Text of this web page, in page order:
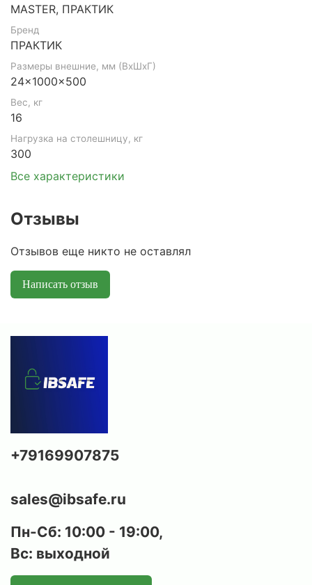
MASTER, ПРАКТИК
Бренд
ПРАКТИК
Размеры внешние, мм (ВхШхГ)
24x1000x500
Вес, кг
16
Нагрузка на столешницу, кг
300
Все характеристики
Отзывы
Отзывов еще никто не оставлял
Написать отзыв
+79169907875
sales@ibsafe.ru
Пн-Сб: 10:00 - 19:00,
Вс: выходной